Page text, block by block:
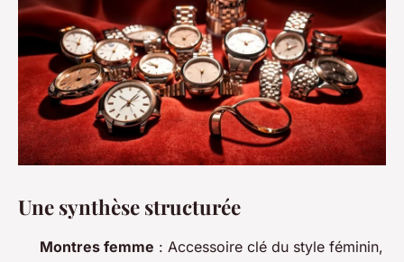
Une synthèse structurée
Montres femme : Accessoire clé du style féminin,